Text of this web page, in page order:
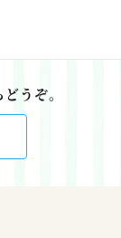
うぞ。